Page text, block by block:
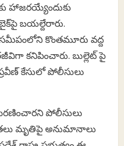
హాజరయ్యేందుకు
బయల్దేరారు.
కొంతమూరు వద్ద
కనిపించారు. బుల్లెట్ పై
కేసులో పోలీసులు
పోలీసులు
మృతిపై అనుమానాలు